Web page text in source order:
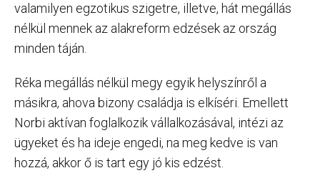
valamilyen egzotikus szigetre, illetve, hát megállás
nélkül mennek az alakreform edzések az ország
minden táján.
Réka megállás nélkül megy egyik helyszínről a
másikra, ahova bizony családja is elkíséri. Emellett
Norbi aktívan foglalkozik vállalkozásával, intézi az
ügyeket és ha ideje engedi, na meg kedve is van
hozzá, akkor ő is tart egy jó kis edzést.